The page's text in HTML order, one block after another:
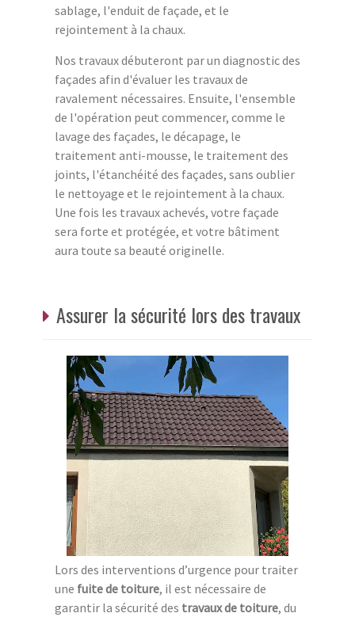
sablage, l'enduit de façade, et le
rejointement à la chaux.
Nos travaux débuteront par un diagnostic des
façades afin d'évaluer les travaux de
ravalement nécessaires. Ensuite, l'ensemble
de l'opération peut commencer, comme le
lavage des façades, le décapage, le
traitement anti-mousse, le traitement des
joints, l'étanchéité des façades, sans oublier
le nettoyage et le rejointement à la chaux.
Une fois les travaux achevés, votre façade
sera forte et protégée, et votre bâtiment
aura toute sa beauté originelle.
Assurer la sécurité lors des travaux
Lors des interventions d’urgence pour traiter
une fuite de toiture, il est nécessaire de
garantir la sécurité des travaux de toiture, du